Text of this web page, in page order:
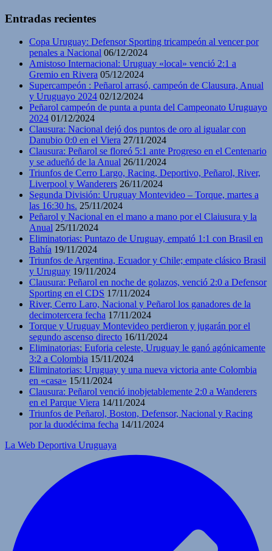
Entradas recientes
Copa Uruguay: Defensor Sporting tricampeón al vencer por
penales a Nacional 06/12/2024
Amistoso Internacional: Uruguay «local» venció 2:1 a
Gremio en Rivera 05/12/2024
Supercampeón : Peñarol arrasó, campeón de Clausura, Anual
y Uruguayo 2024 02/12/2024
Peñarol campeón de punta a punta del Campeonato Uruguayo
2024 01/12/2024
Clausura: Nacional dejó dos puntos de oro al igualar con
Danubio 0:0 en el Viera 27/11/2024
Clausura: Peñarol se floreó 5:1 ante Progreso en el Centenario
y se adueñó de la Anual 26/11/2024
Triunfos de Cerro Largo, Racing, Deportivo, Peñarol, River,
Liverpool y Wanderers 26/11/2024
Segunda División: Uruguay Montevideo – Torque, martes a
las 16:30 hs. 25/11/2024
Peñarol y Nacional en el mano a mano por el Claiusura y la
Anual 25/11/2024
Eliminatorias: Puntazo de Uruguay, empató 1:1 con Brasil en
Bahía 19/11/2024
Triunfos de Argentina, Ecuador y Chile; empate clásico Brasil
y Uruguay 19/11/2024
Clausura: Peñarol en noche de golazos, venció 2:0 a Defensor
Sporting en el CDS 17/11/2024
River, Cerro Laro, Nacional y Peñarol los ganadores de la
decimotercera fecha 17/11/2024
Torque y Uruguay Montevideo perdieron y jugarán por el
segundo ascenso directo 16/11/2024
Eliminatorias: Euforia celeste, Uruguay le ganó agónicamente
3:2 a Colombia 15/11/2024
Eliminatorias: Uruguay y una nueva victoria ante Colombia
en «casa» 15/11/2024
Clausura: Peñarol venció inobjetablemente 2:0 a Wanderers
en el Parque Viera 14/11/2024
Triunfos de Peñarol, Boston, Defensor, Nacional y Racing
por la duodécima fecha 14/11/2024
La Web Deportiva Uruguaya